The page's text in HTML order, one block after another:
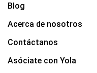
Blog
Acerca de nosotros
Contáctanos
Asóciate con Yola